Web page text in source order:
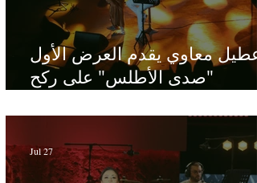
عطيل معاوي يقدم العرض الأول
"صدى الأطلس" على ركح
طابعها الخاص
Jul 27